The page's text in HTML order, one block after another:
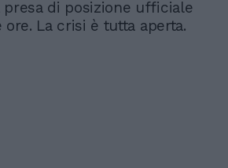
presa di posizione ufficiale
La crisi è tutta aperta.